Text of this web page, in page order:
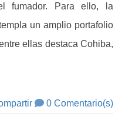
fumador. Para ello, la
un amplio portafolio
ellas destaca Cohiba,
0 Comentario(s)